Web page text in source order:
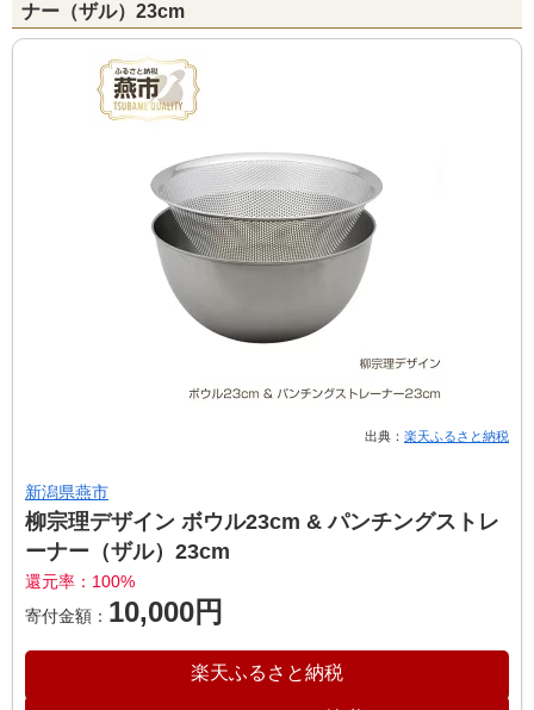
ナー（ザル）23cm
出典： 楽天ふるさと納税
新潟県燕市
柳宗理デザイン ボウル23cm & パンチングストレ
ーナー（ザル）23cm
還元率：100%
寄付金額： 10,000円
楽天ふるさと納税